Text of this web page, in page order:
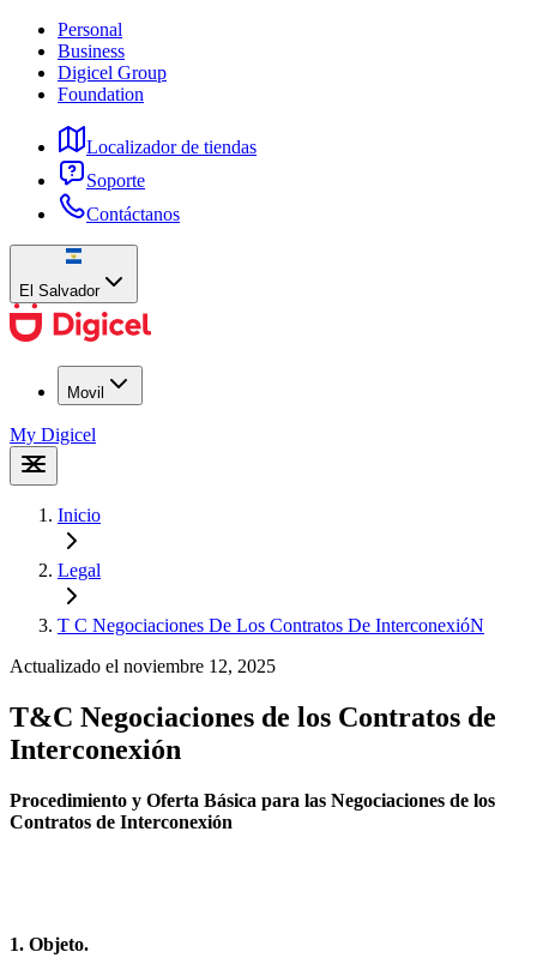
Personal
Business
Digicel Group
Foundation
Localizador de tiendas
Soporte
Contáctanos
El Salvador
Movil
My Digicel
Inicio
Legal
T C Negociaciones De Los Contratos De InterconexióN
Actualizado el noviembre 12, 2025
T&C Negociaciones de los Contratos de
Interconexión
Procedimiento y Oferta Básica para las Negociaciones de los
Contratos de Interconexión
1. Objeto.